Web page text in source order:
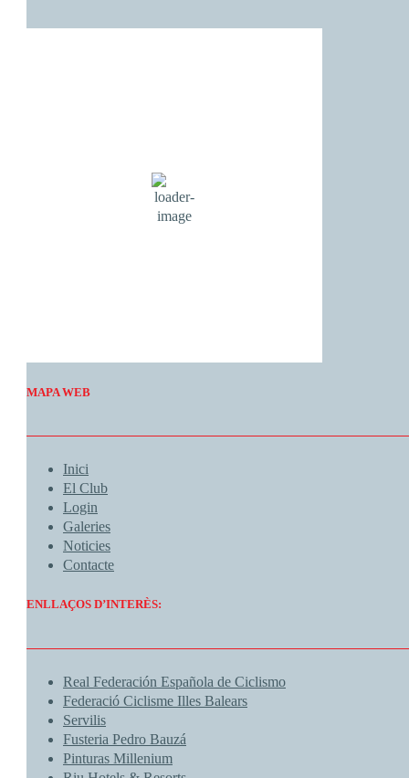
71 %
1017 mb
4 Km/h
MAPA WEB
Inici
El Club
Login
Galeries
Noticies
Contacte
ENLLAÇOS D’INTERÈS:
Real Federación Española de Ciclismo
Federació Ciclisme Illes Balears
Servilis
Fusteria Pedro Bauzá
Pinturas Millenium